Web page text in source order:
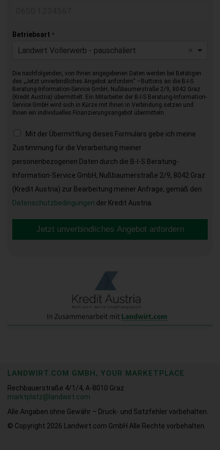
Betriebsart *
Landwirt Vollerwerb - pauschaliert
Die nachfolgenden, von Ihnen angegebenen Daten werden bei Betätigen
des „Jetzt unverbindliches Angebot anfordern“ –Buttons an die B-I-S
Beratung-Information-Service GmbH, Nußbaumerstraße 2/9, 8042 Graz
(Kredit Austria) übermittelt. Ein Mitarbeiter der B-I-S Beratung-Information-
Service GmbH wird sich in Kürze mit Ihnen in Verbindung setzen und
Ihnen ein individuelles Finanzierungsangebot übermitteln.
Mit der Übermittlung dieses Formulars gebe ich meine
Zustimmung für die Verarbeitung meiner
personenbezogenen Daten durch die B-I-S Beratung-
Information-Service GmbH, Nußbaumerstraße 2/9, 8042 Graz
(Kredit Austria) zur Bearbeitung meiner Anfrage, gemäß den
Datenschutzbedingungen der Kredit Austria.
Jetzt unverbindliches Angebot anfordern
LANDWIRT.COM GMBH, YOUR MARKETPLACE
Rechbauerstraße 4/1/4, A-8010 Graz
marktplatz@landwirt.com
Alle Angaben ohne Gewähr – Druck- und Satzfehler vorbehalten.
© Copyright 2026 Landwirt.com GmbH Alle Rechte vorbehalten.